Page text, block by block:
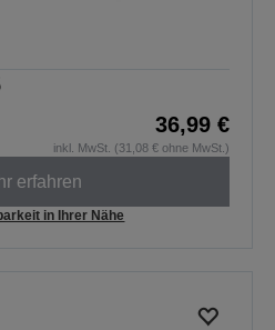
36,99 €
inkl. MwSt. (31,08 € ohne MwSt.)
erfahren
in Ihrer Nähe